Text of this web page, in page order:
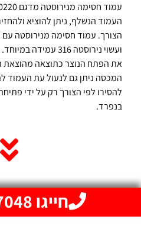
העמוד הנשלף, ניתן להוציא
הצורך. עמוד חסימה מנירוסטה
ועשוי נירוסטה 316
את הפתח הנוצר כתוצאה מהוצאת
המכסה ניתן גם לנעול עת העמוד
להסירו לפי הצורך רק על ידי
בנפרד.
חייגו 072-3977048